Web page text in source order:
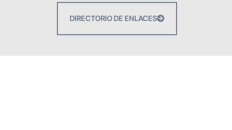
DIRECTORIO DE ENLACES